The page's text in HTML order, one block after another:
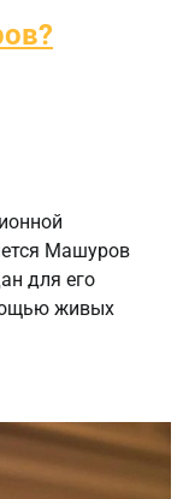
Машуров
для его
живых